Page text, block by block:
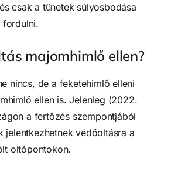
csak a tünetek súlyosbodása
fordulni.
majomhimlő ellen?
nincs, de a feketehimlő elleni
ellen is. Jelenleg (2022.
a fertőzés szempontjából
jelentkezhetnek védőoltásra a
oltópontokon.